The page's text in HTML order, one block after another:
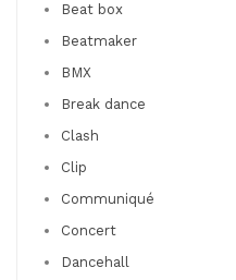
Beat box
Beatmaker
BMX
Break dance
Clash
Clip
Communiqué
Concert
Dancehall